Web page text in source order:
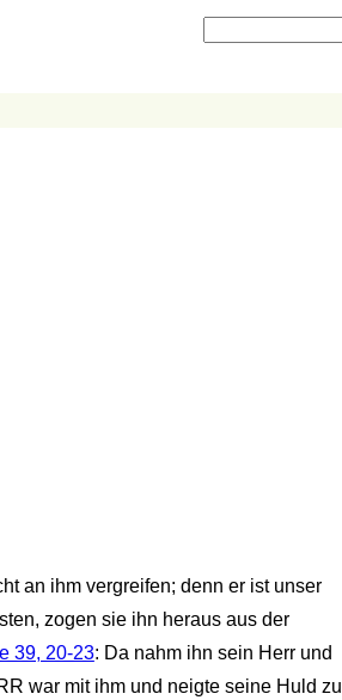
an ihm vergreifen; denn er ist unser
zogen sie ihn heraus aus der
39, 20-23: Da nahm ihn sein Herr und
war mit ihm und neigte seine Huld zu